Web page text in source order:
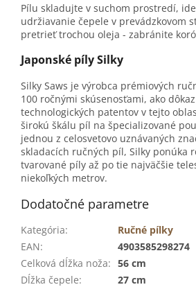
Pílu skladujte v suchom prostredí,
udržiavanie čepele v prevádzkovom
pretrieť trochou oleja - zabránite
Japonské píly Silky
Silky Saws je výrobca prémiových
100 ročnými skúsenosťami, ako
technologických patentov v tejto
širokú škálu píl na špecializované
jednou z celosvetovo uznávaných
skladacích ručných píl, Silky ponúka
tvarované píly až po tie najväčšie
niekoľkých metrov.
Dodatočné parametre
Kategória:
Ručné pílky
EAN:
4903585298274
Celková dĺžka noža: 56 cm
Dĺžka čepele:
27 cm